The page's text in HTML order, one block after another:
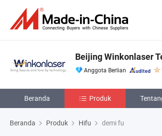
Beijing Winkonlaser
Anggota Berlian
Beranda Produk
Beranda Produk Hifu demi fu